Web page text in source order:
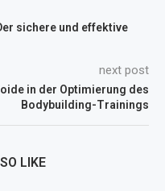
sichere und effektive
next post
in der Optimierung des
Bodybuilding-Trainings
LIKE